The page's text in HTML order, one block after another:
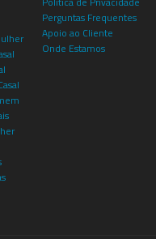
Perguntas Frequentes
Apoio ao Cliente
Onde Estamos